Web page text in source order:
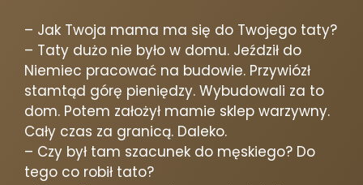
– Jak Twoja mama ma się do Twojego taty?
– Taty dużo nie było w domu. Jeździł do
Niemiec pracować na budowie. Przywiózł
stamtąd górę pieniędzy. Wybudowali za to
dom. Potem założył mamie sklep warzywny.
Cały czas za granicą. Daleko.
– Czy był tam szacunek do męskiego? Do
tego co robił tato?